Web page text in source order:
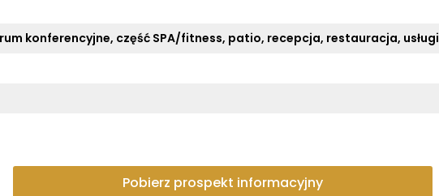
konferencyjne, część SPA/fitness, patio, recepcja, restauracja, usługi
Pobierz prospekt informacyjny